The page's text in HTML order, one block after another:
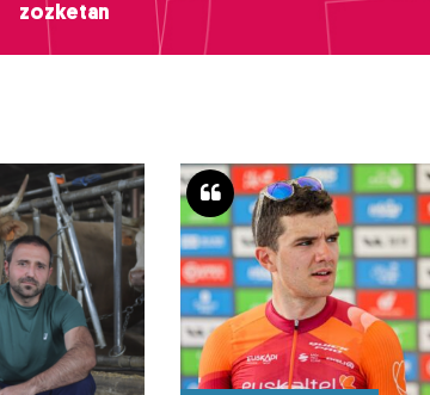
zozketan